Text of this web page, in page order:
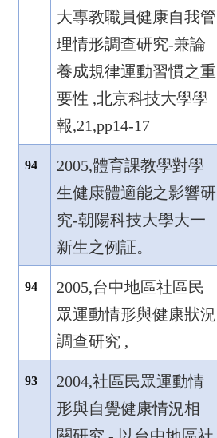
大專教職員健康自我管
理情形調查研究-兼論
養成規律運動習慣之重
要性 ,北京科技大學學
報,21,pp14-17
94 2005,體育課教學對學
生健康體適能之影響研
究-朝陽科技大學大一
新生之例証。
94 2005,台中地區社區民
眾運動情形與健康狀況
調查研究 ,
93 2004,社區民眾運動情
形與自覺健康情況相